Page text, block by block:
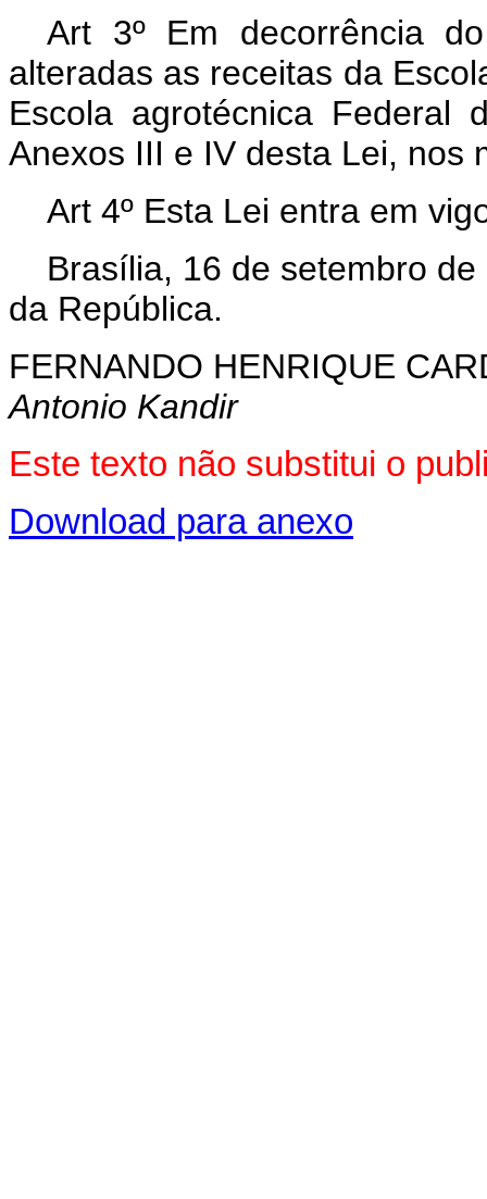
Art 3º Em decorrência
alteradas as receitas da
Escola agrotécnica Federal
Anexos III e IV desta Lei, nos
Art 4º Esta Lei entra em
Brasília, 16 de setembro
da República.
FERNANDO HENRIQUE
Antonio Kandir
Este texto não substitui o
Download para anexo